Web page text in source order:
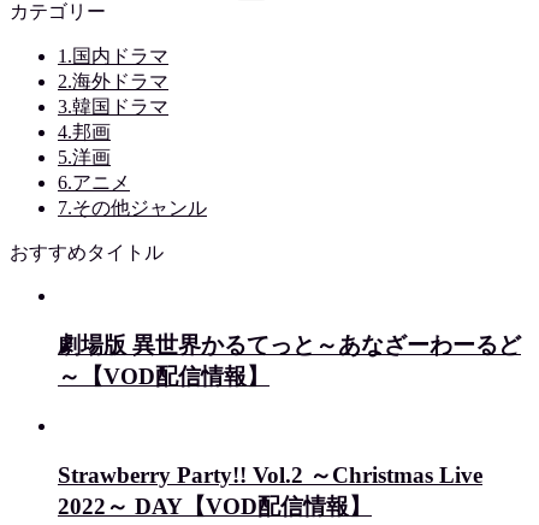
カテゴリー
1.国内ドラマ
2.海外ドラマ
3.韓国ドラマ
4.邦画
5.洋画
6.アニメ
7.その他ジャンル
おすすめタイトル
劇場版 異世界かるてっと～あなざーわーるど
～【VOD配信情報】
Strawberry Party!! Vol.2 ～Christmas Live
2022～ DAY【VOD配信情報】